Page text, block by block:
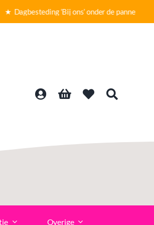
‘Bij ons’ onder de panne ★
Overige